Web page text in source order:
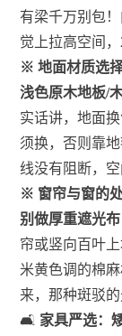
有梁千万别包
觉上拉高空间，
※ 地面材质选择
浅色原木地板/
实话讲，地面
须换，否则靠
线没有阻断，空
※ 窗帘与窗的处
别做厚重遮光
帘或竖向百叶
米黄色调的棉
来，那种斑驳
🛋️ 家具严选：